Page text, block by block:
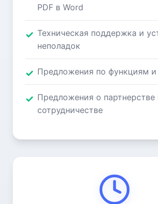
PDF в Word
Техническая поддержка и
неполадок
Предложения по функциям
Предложения о партнерстве
сотрудничестве